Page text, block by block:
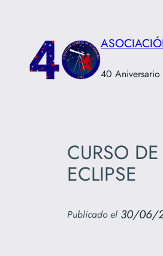
contenido
40
CURSO
ECLIPSE
Publicado el 30/06/